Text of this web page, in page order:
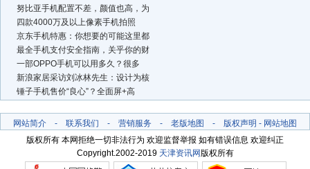
努比亚手机配置不差，颜值也高，为
四款4000万及以上像素手机拍照
京东手机特惠：你想要的可能这里都
最全手机支付安全指南，关乎你的财
一部OPPO手机可以用多久？很多
新浪家居采访刘冰林先生：设计为核
锤子手机售价“良心”？全面屏+高
网站简介 - 联系我们 - 营销服务 - 老版地图 - 版权声明 - 网站地图
版权所有 本网拒绝一切非法行为 欢迎监督举报 如有错误信息 欢迎纠正
Copyright.2002-2019 天津资讯网版权所有